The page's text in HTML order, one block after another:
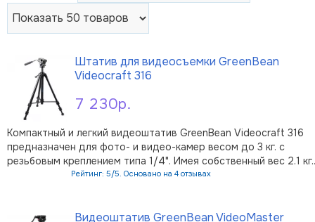
7 230р.
Штатив для видеосъемки GreenBean
Videocraft 316
Компактный и легкий видеоштатив GreenBean Videocraft 316
предназначен для фото- и видео-камер весом до 3 кг. с
резьбовым креплением типа 1/4". Имея собственный вес 2.1
длину в сложенном состоянии 66 см. штатив раскладывается
Рейтинг: 5/5. Основано на 4 отзывах
Видеоштатив GreenBean VideoMaster